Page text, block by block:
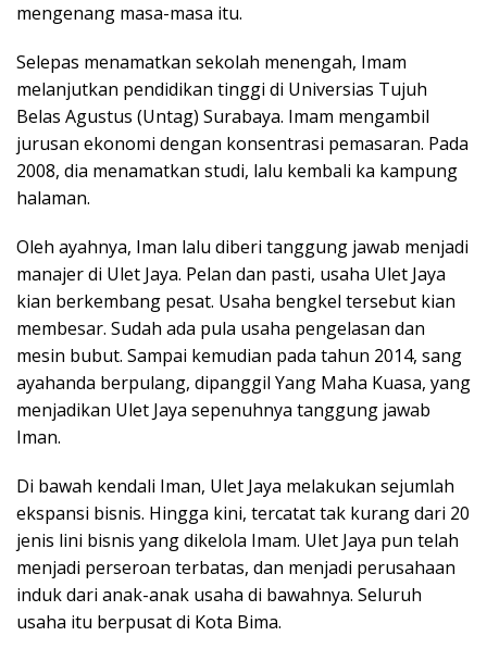
mengenang masa-masa itu.
Selepas menamatkan sekolah menengah, Imam
melanjutkan pendidikan tinggi di Universias Tujuh
Belas Agustus (Untag) Surabaya. Imam mengambil
jurusan ekonomi dengan konsentrasi pemasaran. Pada
2008, dia menamatkan studi, lalu kembali ka kampung
halaman.
Oleh ayahnya, Iman lalu diberi tanggung jawab menjadi
manajer di Ulet Jaya. Pelan dan pasti, usaha Ulet Jaya
kian berkembang pesat. Usaha bengkel tersebut kian
membesar. Sudah ada pula usaha pengelasan dan
mesin bubut. Sampai kemudian pada tahun 2014, sang
ayahanda berpulang, dipanggil Yang Maha Kuasa, yang
menjadikan Ulet Jaya sepenuhnya tanggung jawab
Iman.
Di bawah kendali Iman, Ulet Jaya melakukan sejumlah
ekspansi bisnis. Hingga kini, tercatat tak kurang dari 20
jenis lini bisnis yang dikelola Imam. Ulet Jaya pun telah
menjadi perseroan terbatas, dan menjadi perusahaan
induk dari anak-anak usaha di bawahnya. Seluruh
usaha itu berpusat di Kota Bima.